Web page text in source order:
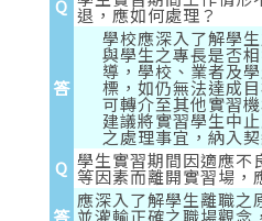
Q 退，應如何處理？
答
學校應深入了解學
與學生之專長是否
導，學校、業者及
標，如仍無法達成
可轉介至其他實習機
建議將實習學生中
之處理事宜，納入
Q 學生實習期間因適應不
等因素而離開實習場，
答
應深入了解學生離職之
並灌輸正確之職場觀念